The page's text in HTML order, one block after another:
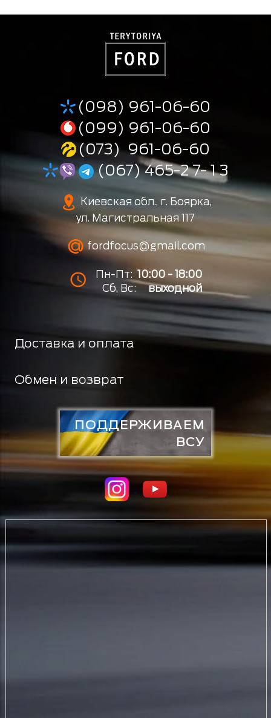
(098) 961-06-60
(099) 961-06-60
(073) 961-06-60
(067) 465-2 7- 1 3
Киевская обл., г. Боярка,
ул. Магистральная 117
fordfocus@gmail.com
Пн-Пт: 10:00 - 18:00
Сб, Вс:
выходной
Доставка и оплата
Обмен и возврат
ПОДДЕРЖИВАЕМ
ВСУ